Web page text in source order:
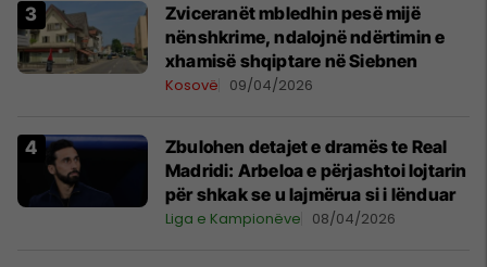
Zviceranët mbledhin pesë mijë
nënshkrime, ndalojnë ndërtimin e
xhamisë shqiptare në Siebnen
Kosovë 09/04/2026
Zbulohen detajet e dramës te Real
Madridi: Arbeloa e përjashtoi lojtarin
për shkak se u lajmërua si i lënduar
Liga e Kampionëve 08/04/2026